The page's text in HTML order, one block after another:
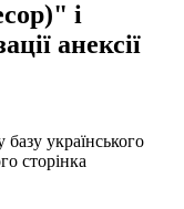
і
анексії
українського
сторінка